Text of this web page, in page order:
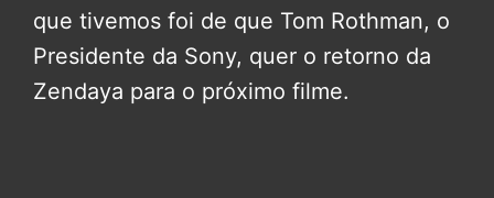
que tivemos foi de que Tom Rothman, o
Presidente da Sony, quer o retorno da
Zendaya para o próximo filme.